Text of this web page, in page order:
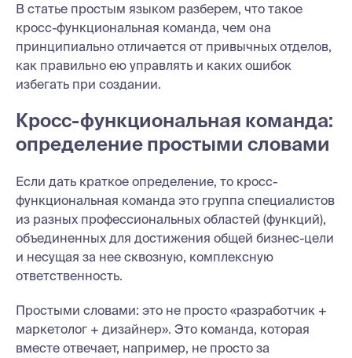
В статье простым языком разберем, что такое
кросс-функциональная команда, чем она
принципиально отличается от привычных отделов,
как правильно ею управлять и каких ошибок
избегать при создании.
Кросс-функциональная команда:
определение простыми словами
Если дать краткое определение, то кросс-
функциональная команда это группа специалистов
из разных профессиональных областей (функций),
объединенных для достижения общей бизнес-цели
и несущая за нее сквозную, комплексную
ответственность.
Простыми словами: это не просто «разработчик +
маркетолог + дизайнер». Это команда, которая
вместе отвечает, например, не просто за